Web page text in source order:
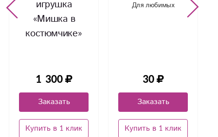
игрушка
«Мишка в
костюмчике»
1 300
Заказать
Купить в 1 клик
Для любимых
30
Заказать
Купить в 1 клик